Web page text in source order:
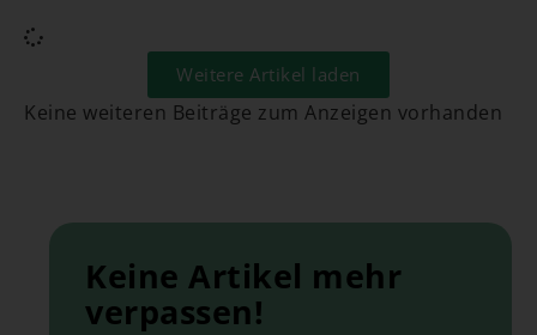
Weitere Artikel laden
Keine weiteren Beiträge zum Anzeigen vorhanden
Keine Artikel mehr
verpassen!